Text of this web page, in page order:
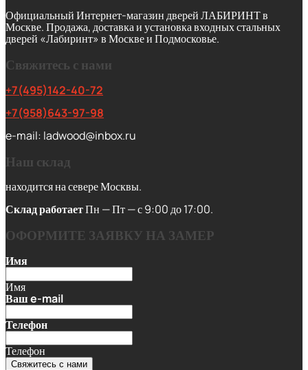
Официальный Интернет-магазин дверей ЛАБИРИНТ в
Москве. Продажа, доставка и установка входных стальных
дверей «Лабиринт» в Москве и Подмосковье.
Свяжитесь с нами
+7(495)142-40-72
+7(958)643-97-98
e-mail: ladwood@inbox.ru
Наш склад
находится на севере Москвы.
Склад работаетПн — Пт — с 9:00 до 17:00.
ОФОРМИТЕ ЗАЯВКУ НА ЗАМЕР
Имя
Имя
Ваш e-mail
Телефон
Телефон
Свяжитесь с нами